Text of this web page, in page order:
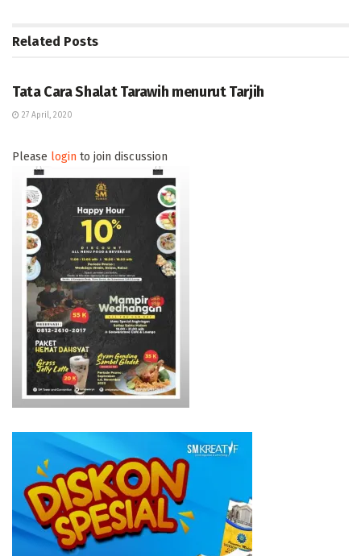
Related Posts
Tata Cara Shalat Tarawih menurut Tarjih
27 April, 2020
Please login to join discussion